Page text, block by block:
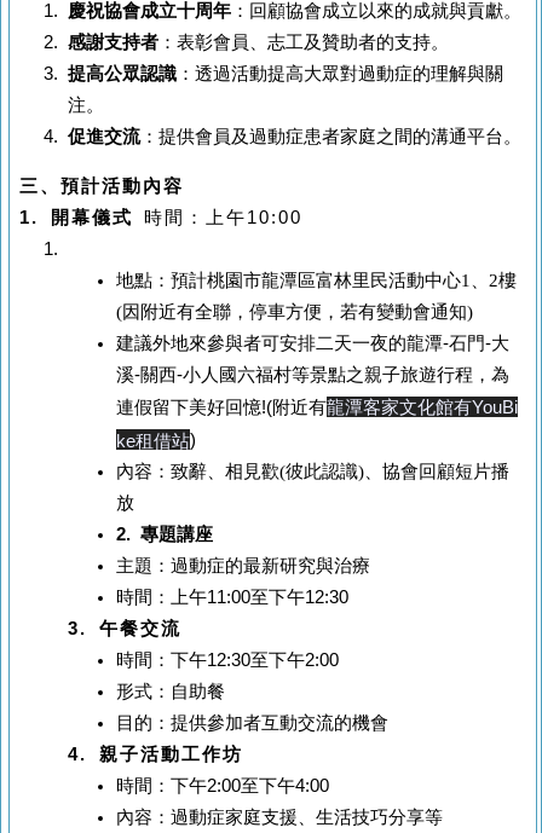
慶祝協會成立十周年 ：回顧協會成立以來的成就與貢獻。
感謝支持者 ：表彰會員、志工及贊助者的支持。
提高公眾認識 ：透過活動提高大眾對過動症的理解與關
注。
促進交流：提供會員及過動症患者家庭之間的溝通平台。
三、預計活動內容
1.
開幕儀式 時間：上午10:00
地點：預計桃園市龍潭區富林里民活動中心1、2樓
(因附近有全聯，停車方便，若有變動會通知)
建議外地來參與者可安排二天一夜的龍潭-石門-大
溪-關西-小人國六福村等景點之親子旅遊行程，為
連假留下美好回憶!(附近有龍潭客家文化館有YouBi
ke租借站)
內容：致辭、相見歡(彼此認識)、協會回顧短片播
放
2. 專題講座
主題：過動症的最新研究與治療
時間：上午11:00至下午12:30
3. 午餐交流
時間：下午12:30至下午2:00
形式：自助餐
目的：提供參加者互動交流的機會
4. 親子活動工作坊
時間：下午2:00至下午4:00
內容：過動症家庭支援、生活技巧分享等